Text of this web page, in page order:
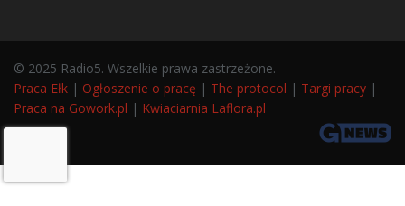
© 2025 Radio5. Wszelkie prawa zastrzeżone.
Praca Ełk | Ogłoszenie o pracę | The protocol | Targi pracy |
Praca na Gowork.pl | Kwiaciarnia Laflora.pl